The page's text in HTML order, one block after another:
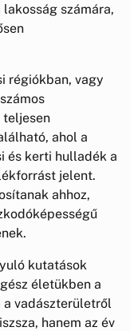
számára,
régiókban, vagy
teljesen
ahol a
és kerti hulladék a
jelent.
ahhoz,
kutatások
életükben a
vadászterületről
hanem az év